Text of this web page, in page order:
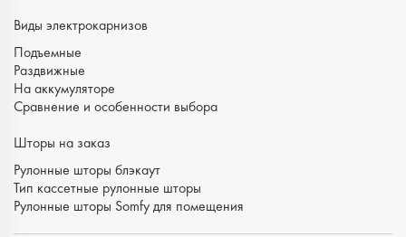
Виды электрокарнизов
Подъемные
Раздвижные
На аккумуляторе
Сравнение и особенности выбора
Шторы на заказ
Рулонные шторы блэкаут
Тип кассетные рулонные шторы
Рулонные шторы Somfy для помещения